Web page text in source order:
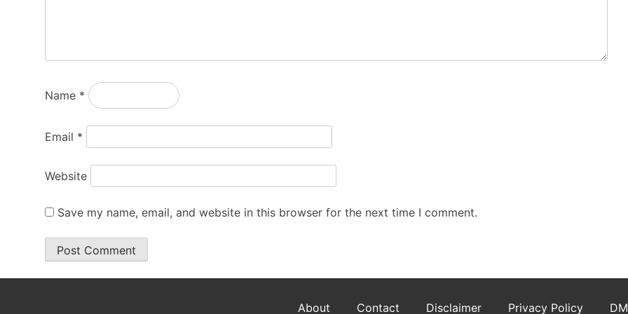
Name *
Email *
Website
Save my name, email, and website in this browser for the next time I comment.
About Contact Disclaimer Privacy Policy